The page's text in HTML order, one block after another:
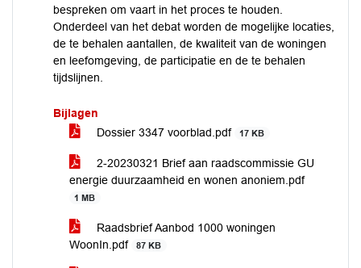
bespreken om vaart in het proces te houden.
Onderdeel van het debat worden de mogelijke locaties,
de te behalen aantallen, de kwaliteit van de woningen
en leefomgeving, de participatie en de te behalen
tijdslijnen.
Bijlagen
Dossier 3347 voorblad.pdf
17 KB
2-20230321 Brief aan raadscommissie GU
energie duurzaamheid en wonen anoniem.pdf
1 MB
Raadsbrief Aanbod 1000 woningen
WoonIn.pdf
87 KB